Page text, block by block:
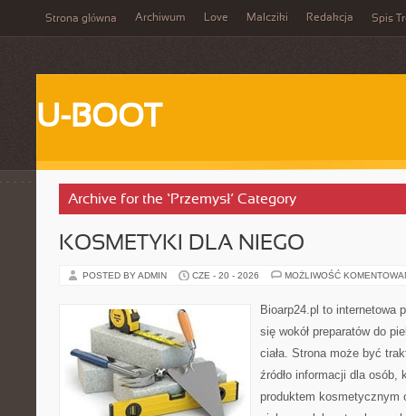
Strona główna Archiwum Love Malcziki Redakcja Spis
U-BOOT
Archive for the ‘Przemysł’ Category
KOSMETYKI DLA NIEGO
POSTED BY ADMIN CZE - 20 - 2026 MOŻLIWOŚĆ
Bioarp24.pl to internetowa
się wokół preparatów do
ciała. Strona może być
źródło informacji dla osób,
produktem kosmetycznym